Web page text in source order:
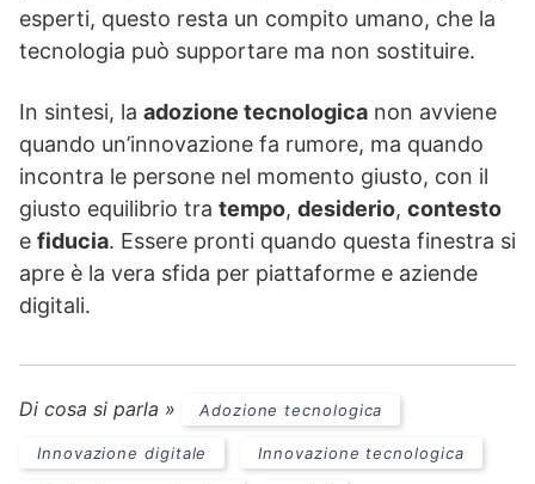
esperti, questo resta un compito umano, che la
tecnologia può supportare ma non sostituire.
In sintesi, la adozione tecnologica non avviene
quando un’innovazione fa rumore, ma quando
incontra le persone nel momento giusto, con il
giusto equilibrio tra tempo, desiderio, contesto
e fiducia. Essere pronti quando questa finestra si
apre è la vera sfida per piattaforme e aziende
digitali.
Di cosa si parla » Adozione tecnologica
Innovazione digitale Innovazione tecnologica